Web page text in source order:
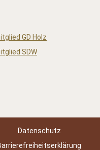
Datenschutz